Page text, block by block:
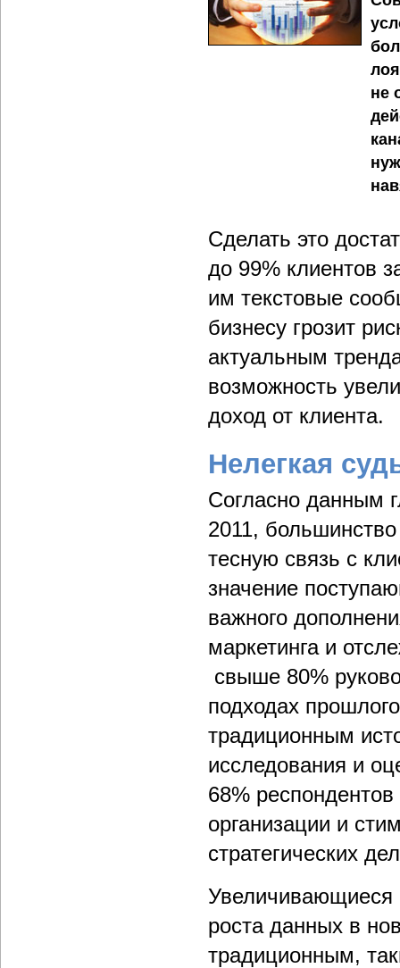
не
Сделать это
до 99% клиентов
им текстовые
бизнесу грозит
актуальным
возможность
доход от клиента.
Нелегкая
Согласно данным
2011,
тесную связь с
значение
важного
маркетинга и
свыше 80%
подходах
традиционным
исследования и
68%
организации и
стратегических
роста данных в
традиционным,